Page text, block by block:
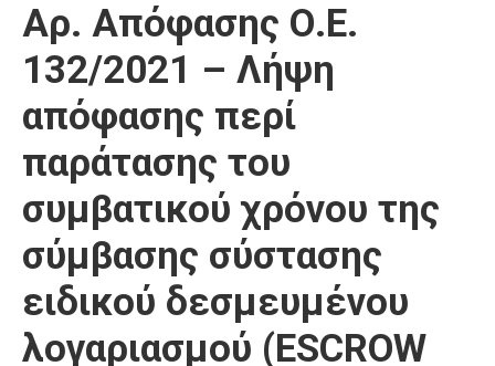
Αποφάσεις
Τηλέφωνα
Αρ. Απόφασης Ο.Ε.
132/2021 – Λήψη
απόφασης περί
παράτασης του
συμβατικού χρόνου της
σύμβασης σύστασης
ειδικού δεσμευμένου
λογαριασμού (ESCROW